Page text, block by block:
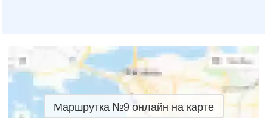
Маршрутка №9 онлайн на карте